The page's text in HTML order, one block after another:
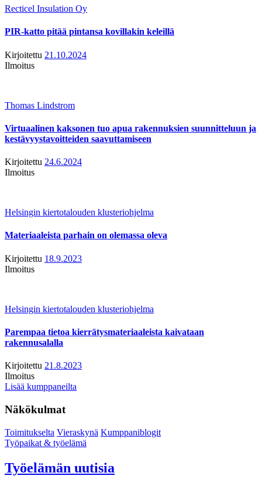
Recticel Insulation Oy
PIR-katto pitää pintansa kovillakin keleillä
Kirjoitettu 21.10.2024
Ilmoitus
Thomas Lindstrom
Virtuaalinen kaksonen tuo apua rakennuksien suunnitteluun ja
kestävyystavoitteiden saavuttamiseen
Kirjoitettu 24.6.2024
Ilmoitus
Helsingin kiertotalouden klusteriohjelma
Materiaaleista parhain on olemassa oleva
Kirjoitettu 18.9.2023
Ilmoitus
Helsingin kiertotalouden klusteriohjelma
Parempaa tietoa kierrätysmateriaaleista kaivataan
rakennusalalla
Kirjoitettu 21.8.2023
Ilmoitus
Lisää kumppaneilta
Näkökulmat
Toimitukselta Vieraskynä Kumppaniblogit
Työpaikat & työelämä
Työelämän uutisia